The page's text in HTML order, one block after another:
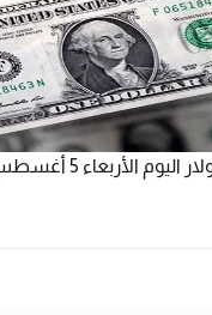
الأربعاء 5 أغسطس 2026